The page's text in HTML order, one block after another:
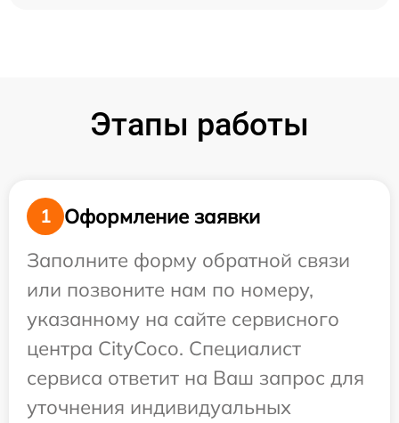
Этапы работы
1
Оформление заявки
Заполните форму обратной связи
или позвоните нам по номеру,
указанному на сайте сервисного
центра CityCoco. Специалист
сервиса ответит на Ваш запрос для
уточнения индивидуальных